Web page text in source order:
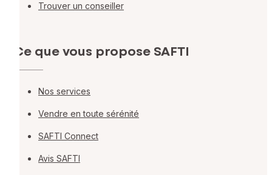
Trouver un conseiller
Ce que vous propose SAFTI
Nos services
Vendre en toute sérénité
SAFTI Connect
Avis SAFTI